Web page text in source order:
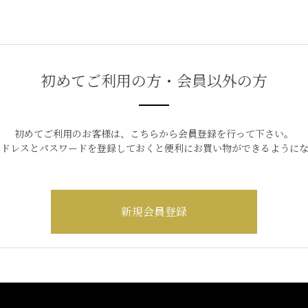
初めてご利用の方・会員以外の方
初めてご利用のお客様は、こちらから会員登録を行って下さい。
レスとパスワードを登録しておくと便利にお買い物ができるように